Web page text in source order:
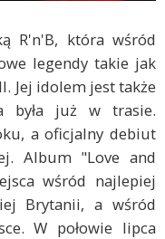
R'n'B, która wśród
legendy takie jak
Jej idolem jest także
była już w trasie.
a oficjalny debiut
Album "Love and
wśród najlepiej
Brytanii, a wśród
W połowie lipca